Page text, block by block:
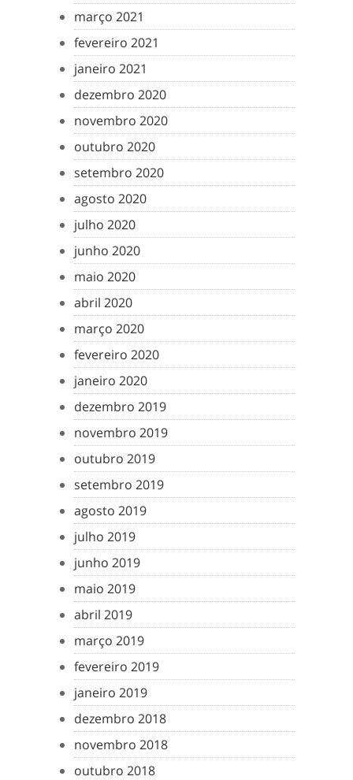
março 2021
fevereiro 2021
janeiro 2021
dezembro 2020
novembro 2020
outubro 2020
setembro 2020
agosto 2020
julho 2020
junho 2020
maio 2020
abril 2020
março 2020
fevereiro 2020
janeiro 2020
dezembro 2019
novembro 2019
outubro 2019
setembro 2019
agosto 2019
julho 2019
junho 2019
maio 2019
abril 2019
março 2019
fevereiro 2019
janeiro 2019
dezembro 2018
novembro 2018
outubro 2018